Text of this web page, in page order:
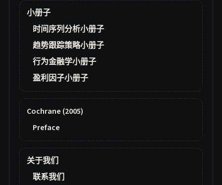
小册子
时间序列分析小册子
趋势跟踪策略小册子
行为金融学小册子
盈利因子小册子
Cochrane (2005)
Preface
关于我们
联系我们